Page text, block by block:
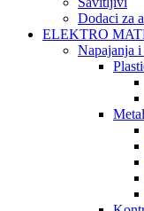
Dodaci za
ELEKTRO
Napajanja